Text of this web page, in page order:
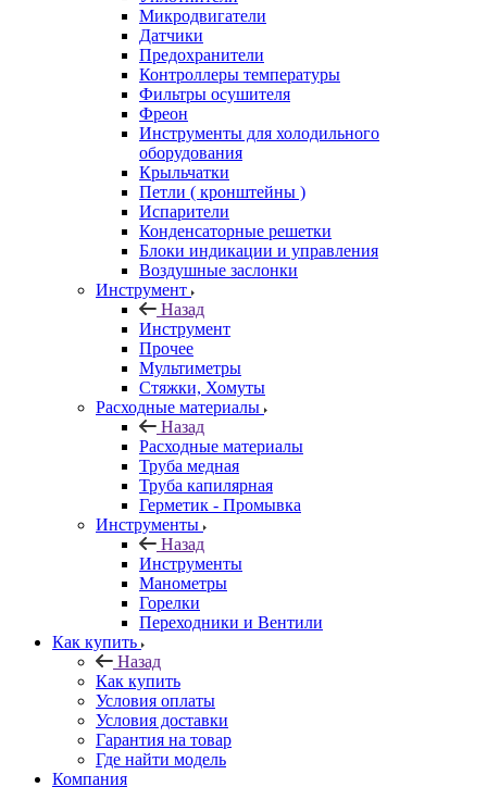
Микродвигатели
Датчики
Предохранители
Контроллеры температуры
Фильтры осушителя
Фреон
Инструменты для холодильного
оборудования
Крыльчатки
Петли ( кронштейны )
Испарители
Конденсаторные решетки
Блоки индикации и управления
Воздушные заслонки
Инструмент
Назад
Инструмент
Прочее
Мультиметры
Стяжки, Хомуты
Расходные материалы
Назад
Расходные материалы
Труба медная
Труба капилярная
Герметик - Промывка
Инструменты
Назад
Инструменты
Манометры
Горелки
Переходники и Вентили
Как купить
Назад
Как купить
Условия оплаты
Условия доставки
Гарантия на товар
Где найти модель
Компания